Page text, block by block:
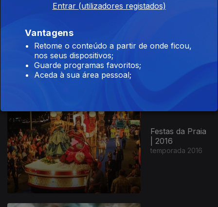
2018
Festas da Praia
| 2016
temporada 2016
Entrar (utilizadores registados)
Vantagens
Retome o conteúdo a partir de onde ficou,
nos seus dispositivos;
Guarde programas favoritos;
Aceda à sua área pessoal;